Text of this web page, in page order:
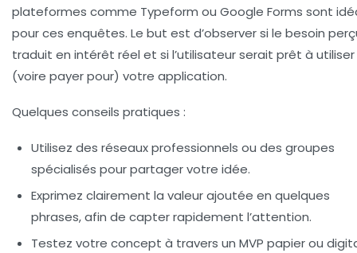
plateformes comme Typeform ou Google Forms sont
pour ces enquêtes. Le but est d’observer si le besoin
traduit en intérêt réel et si l’utilisateur serait prêt à utiliser
(voire payer pour) votre application.
Quelques conseils pratiques :
Utilisez des réseaux professionnels ou des groupes
spécialisés pour partager votre idée.
Exprimez clairement la valeur ajoutée en quelques
phrases, afin de capter rapidement l’attention.
Testez votre concept à travers un MVP papier ou